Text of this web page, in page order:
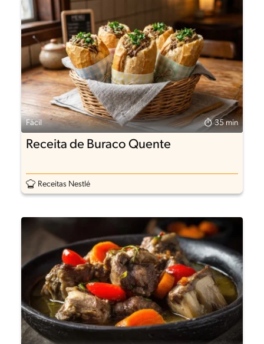
Fácil 35 min
Receita de Buraco Quente
Receitas Nestlé